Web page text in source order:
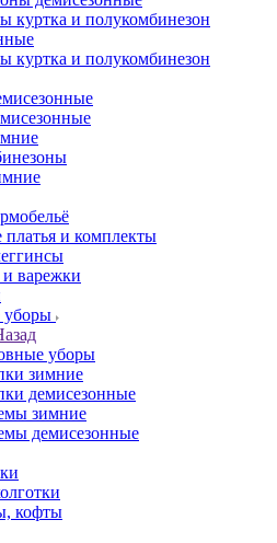
куртка и полукомбинезон
куртка и полукомбинезон
и комплекты
варежки
уборы
уборы
зимние
демисезонные
зимние
демисезонные
кофты